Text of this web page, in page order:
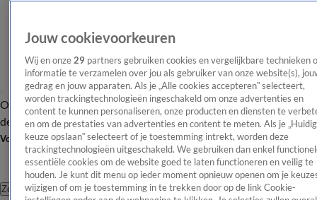
OverzichtAfleveringen Entertainment TV Algemeen
Tip
de redactieNieuwsbrief
Volg Shownieuws
Zoeken
Jouw cookievoorkeuren
Wij en onze 29 partners gebruiken cookies en vergelijkbare technieken
informatie te verzamelen over jou als gebruiker van onze website(s),
gedrag en jouw apparaten. Als je „Alle cookies accepteren” selecteert,
worden trackingtechnologieën ingeschakeld om onze advertenties en
content te kunnen personaliseren, onze producten en diensten te
en om de prestaties van advertenties en content te meten. Als je
keuze opslaan” selecteert of je toestemming intrekt, worden deze
trackingtechnologieën uitgeschakeld. We gebruiken dan enkel
essentiële cookies om de website goed te laten functioneren en veilig te
houden. Je kunt dit menu op ieder moment opnieuw openen om je
wijzigen of om je toestemming in te trekken door op de link Cookie-